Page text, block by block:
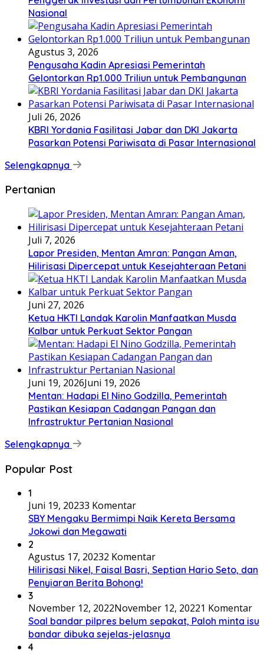
Nasional
Agustus 3, 2026
Pengusaha Kadin Apresiasi Pemerintah
Gelontorkan Rp1.000 Triliun untuk Pembangunan
Juli 26, 2026
KBRI Yordania Fasilitasi Jabar dan DKI Jakarta
Pasarkan Potensi Pariwisata di Pasar Internasional
Selengkapnya
Pertanian
Juli 7, 2026
Lapor Presiden, Mentan Amran: Pangan Aman,
Hilirisasi Dipercepat untuk Kesejahteraan Petani
Juni 27, 2026
Ketua HKTI Landak Karolin Manfaatkan Musda
Kalbar untuk Perkuat Sektor Pangan
Juni 19, 2026Juni 19, 2026
Mentan: Hadapi El Nino Godzilla, Pemerintah
Pastikan Kesiapan Cadangan Pangan dan
Infrastruktur Pertanian Nasional
Selengkapnya
Popular Post
1
Juni 19, 20233 Komentar
SBY Mengaku Bermimpi Naik Kereta Bersama
Jokowi dan Megawati
2
Agustus 17, 20232 Komentar
Hilirisasi Nikel, Faisal Basri, Septian Hario Seto, dan
Penyiaran Berita Bohong!
3
November 12, 2022November 12, 20221 Komentar
Soal bandar pilpres belum sepakat, Paloh minta isu
bandar dibuka sejelas-jelasnya
4